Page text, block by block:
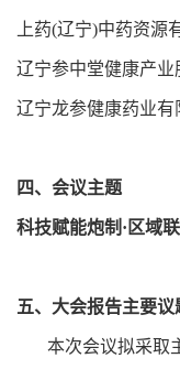
上药(辽宁)中药资源
辽宁参中堂健康产业
辽宁龙参健康药业有
四、会议主题
科技赋能炮制·区域
五、大会报告主要议
本次会议拟采取